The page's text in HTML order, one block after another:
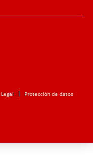
Protección de datos